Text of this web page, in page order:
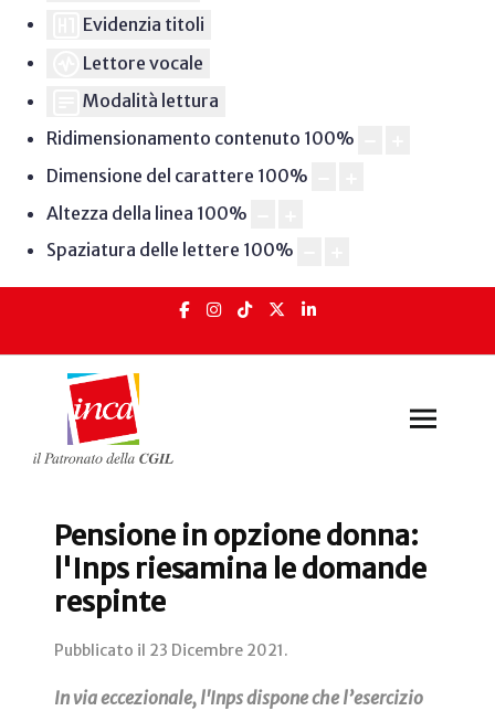
Evidenzia titoli
Lettore vocale
Modalità lettura
Ridimensionamento contenuto 100%
Dimensione del carattere 100%
Altezza della linea 100%
Spaziatura delle lettere 100%
Pensione in opzione donna:
l'Inps riesamina le domande
respinte
Pubblicato il 23 Dicembre 2021.
In via eccezionale, l'Inps dispone che l’esercizio